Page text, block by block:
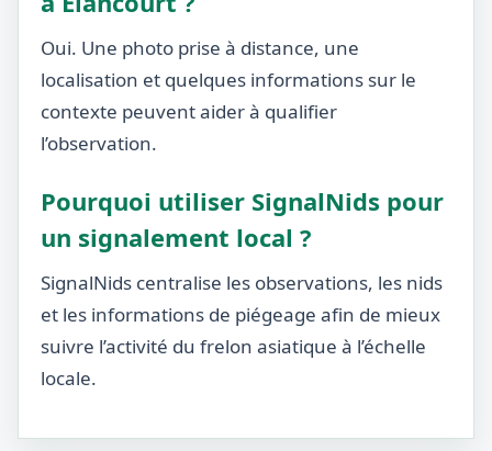
Oui. Une photo prise à distance, une
localisation et quelques informations sur le
contexte peuvent aider à qualifier
l’observation.
Pourquoi utiliser SignalNids pour
un signalement local ?
SignalNids centralise les observations, les nids
et les informations de piégeage afin de mieux
suivre l’activité du frelon asiatique à l’échelle
locale.